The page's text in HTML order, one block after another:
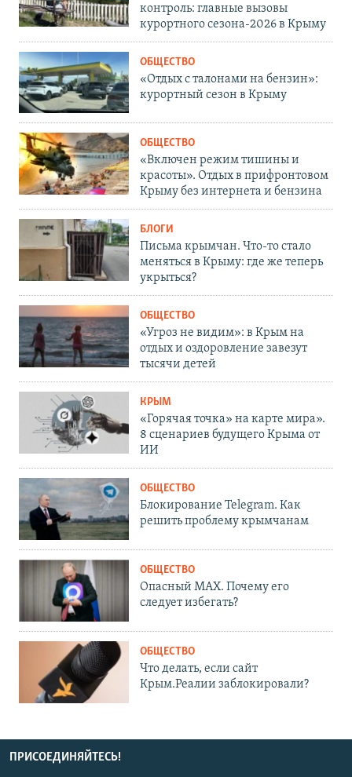
контроль: главные вызовы
курортного сезона-2026 в Крыму
ОБЩЕСТВО
«Отдых с талонами на бензин»:
курортный сезон в Крыму
ОБЩЕСТВО
«Включен режим тишины и
красоты». Отдых в прифронтовом
Крыму без интернета и бензина
БЛОГИ
Письма крымчан. Что-то стало
меняться в Крыму: где же теперь
укрыться?
ОБЩЕСТВО
«Угроз не видим»: в Крым на
отдых и оздоровление завезут
тысячи детей
КРЫМ
«Горячая точка» на карте мира».
8 сценариев будущего Крыма от
ИИ
ОБЩЕСТВО
Блокирование Telegram. Как
решить проблему крымчанам
ОБЩЕСТВО
Опасный MAX. Почему его
следует избегать?
ОБЩЕСТВО
Что делать, если сайт
Крым.Реалии заблокировали?
ПРИСОЕДИНЯЙТЕСЬ!